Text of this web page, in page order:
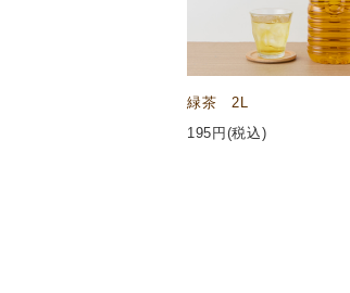
緑茶 2L
195 円(税込)